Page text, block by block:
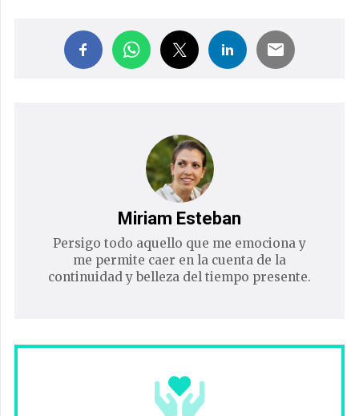
Miriam Esteban
Persigo todo aquello que me emociona y
me permite caer en la cuenta de la
continuidad y belleza del tiempo presente.